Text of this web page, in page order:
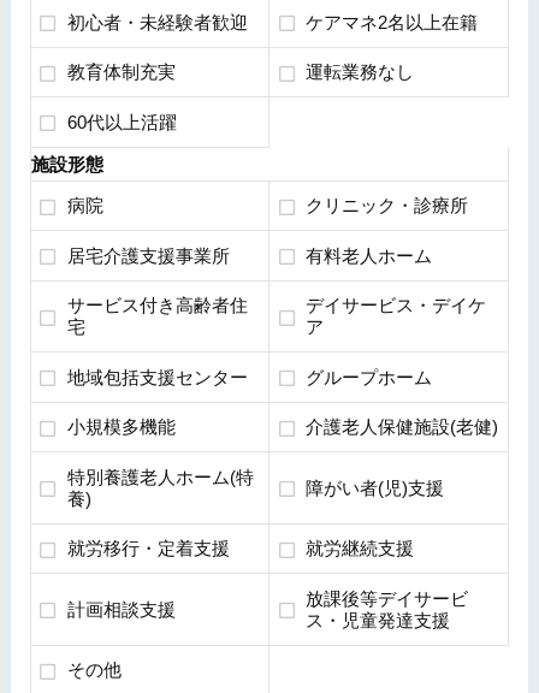
初心者・未経験者歓迎 ケアマネ2名以上在籍
教育体制充実 運転業務なし
60代以上活躍
施設形態
病院 クリニック・診療所
居宅介護支援事業所 有料老人ホーム
サービス付き高齢者住
宅
デイサービス・デイケ
ア
地域包括支援センター グループホーム
小規模多機能 介護老人保健施設(老健)
特別養護老人ホーム(特
養)
障がい者(児)支援
就労移行・定着支援 就労継続支援
計画相談支援
放課後等デイサービ
ス・児童発達支援
その他